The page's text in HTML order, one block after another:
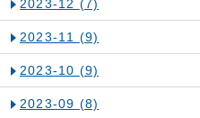
2023-12 (7)
2023-11 (9)
2023-10 (9)
2023-09 (8)